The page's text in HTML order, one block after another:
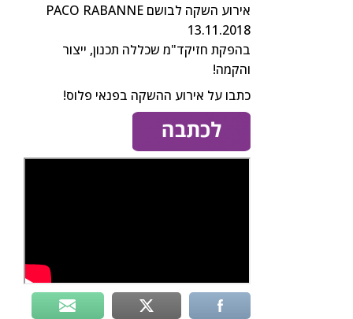
אירוע השקה לבושם PACO RABANNE
13.11.2018
בהפקת חזיקד"מ שכללה תכנון, ייצור
והקמה!
כתבו על אירוע ההשקה בפנאי פלוס!